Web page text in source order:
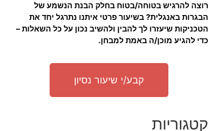
רוצה להרגיש בטוחה/בטוח בחלק הבנת הנשמע של
הבגרות באנגלית? בשיעור פרטי איתנו נתרגל יחד את
הטכניקות שיעזרו לך להבין ולהשיב נכון על כל השאלות –
כדי להגיע מוכן/ה באמת למבחן.
קבע/י שיעור נסיון
קטגוריות